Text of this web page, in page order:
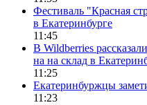
Фестиваль "Красная
в Екатеринбурге
11:45
В Wildberries
на на склад в
11:25
Екатеринбуржцы
11:23